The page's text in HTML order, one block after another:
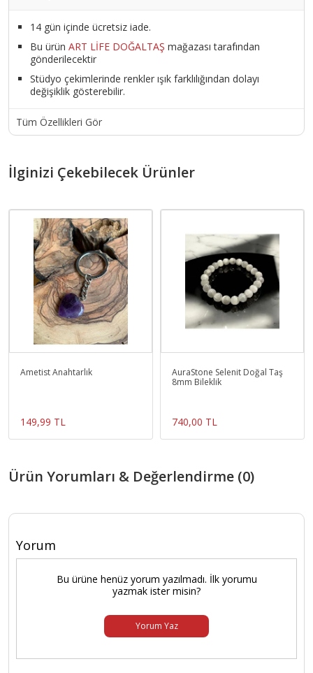
14 gün içinde ücretsiz iade.
Bu ürün ART LİFE DOĞALTAŞ mağazası tarafından
gönderilecektir
Stüdyo çekimlerinde renkler ışık farklılığından dolayı
değişiklik gösterebilir.
Tüm Özellikleri Gör
İlginizi Çekebilecek Ürünler
Ametist Anahtarlık
149,99 TL
AuraStone Selenit Doğal Taş
8mm Bileklik
740,00 TL
Ürün Yorumları & Değerlendirme (0)
Yorum
Bu ürüne henüz yorum yazılmadı. İlk yorumu
yazmak ister misin?
Yorum Yaz